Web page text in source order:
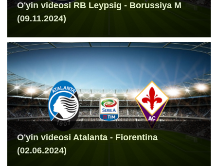
O'yin videosi RB Leypsig - Borussiya M
(09.11.2024)
O'yin videosi Atalanta - Fiorentina
(02.06.2024)